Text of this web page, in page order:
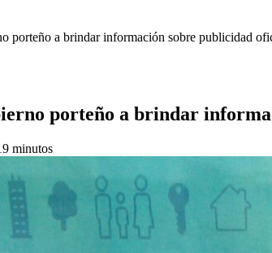
porteño a brindar información sobre publicidad
porteño a brindar
9 minutos